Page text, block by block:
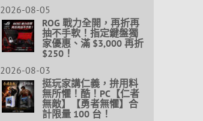
2026-08-05
ROG 戰力全開，再折再
抽不手軟！指定鍵盤獨
家優惠、滿 $3,000 再折
$250！
2026-08-03
挺玩家講仁義，拚用料
無所懼！酷！PC【仁者
無敵】【勇者無懼】合
計限量 100 台！